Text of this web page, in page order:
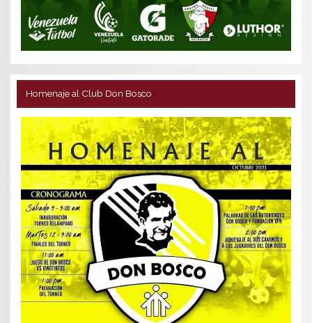
Homenaje al Club Don Bosco